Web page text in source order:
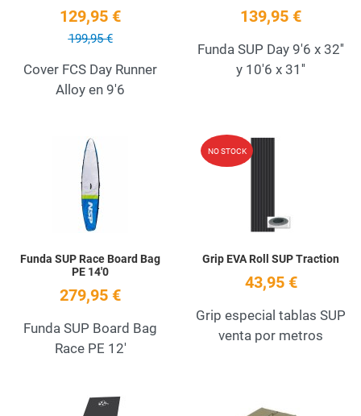
129,95 €
199,95 €
Cover FCS Day Runner
Alloy en 9'6
139,95 €
Funda SUP Day 9'6 x 32''
y 10'6 x 31''
Add to Wishlist
Funda SUP Race Board Bag
PE 14'0
279,95 €
Funda SUP Board Bag
Race PE 12'
NO STOCK
Grip EVA Roll SUP Traction
43,95 €
Grip especial tablas SUP
venta por metros